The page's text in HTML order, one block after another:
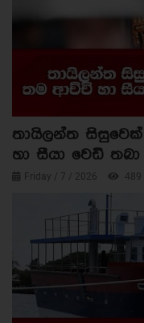
තායිලන්ත
හා සීයා වෙඩි
Friday / 7 / 2026 489